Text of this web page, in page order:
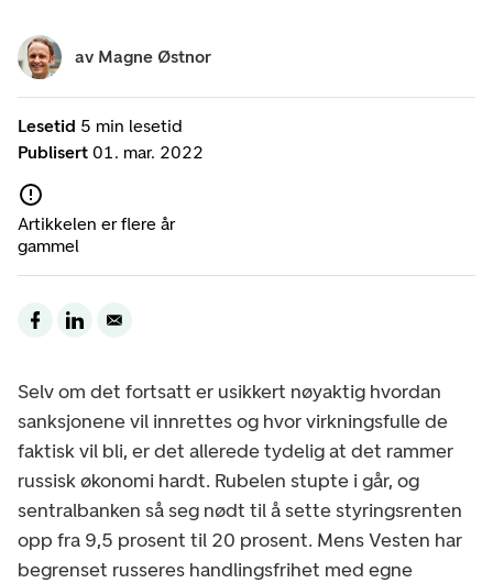
Lesetid 5 min lesetid
Publisert 01. mar. 2022
Artikkelen er flere år
gammel
av Magne Østnor
Selv om det fortsatt er usikkert nøyaktig hvordan
sanksjonene vil innrettes og hvor virkningsfulle de
faktisk vil bli, er det allerede tydelig at det rammer
russisk økonomi hardt. Rubelen stupte i går, og
sentralbanken så seg nødt til å sette styringsrenten
opp fra 9,5 prosent til 20 prosent. Mens Vesten har
begrenset russeres handlingsfrihet med egne